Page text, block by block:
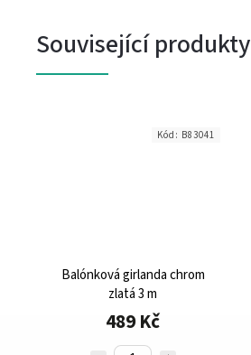
Související produkty
Balónková girlanda chrom
zlatá 3 m
489 Kč
Kód: B83041